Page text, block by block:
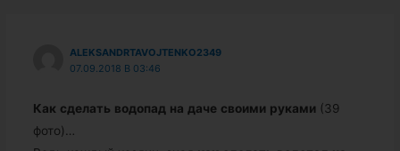
ALEKSANDRTAVOJTENKO2349
07.09.2018 В 03:46
Как сделать водопад на даче своими руками (39
фото)…